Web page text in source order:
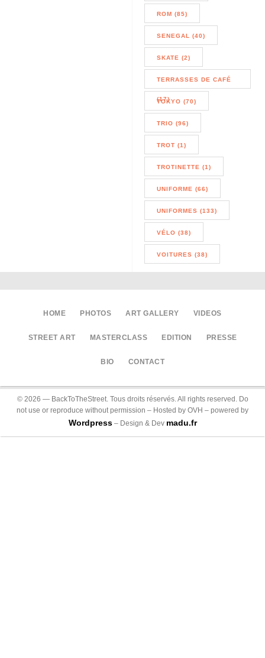
ROM (85)
SENEGAL (40)
SKATE (2)
TERRASSES DE CAFÉ
(17)
TOKYO (70)
TRIO (96)
TROT (1)
TROTINETTE (1)
UNIFORME (66)
UNIFORMES (133)
VÉLO (38)
VOITURES (38)
HOME PHOTOS ART GALLERY VIDEOS
STREET ART MASTERCLASS EDITION PRESSE
BIO CONTACT
© 2026 — BackToTheStreet. Tous droits réservés. All rights reserved. Do
not use or reproduce without permission – Hosted by OVH – powered by
Wordpress– Design & Dev madu.fr